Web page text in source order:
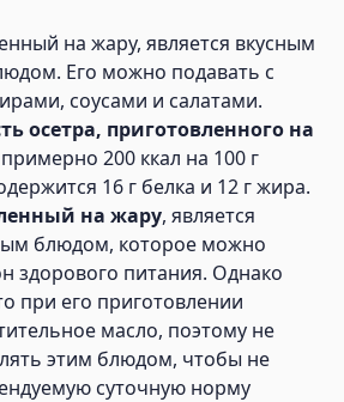
на жару, является вкусным
Его можно подавать с
соусами и салатами.
осетра, приготовленного на
200 ккал на 100 г
16 г белка и 12 г жира.
на жару, является
блюдом, которое можно
здорового питания. Однако
при его приготовлении
масло, поэтому не
этим блюдом, чтобы не
суточную норму